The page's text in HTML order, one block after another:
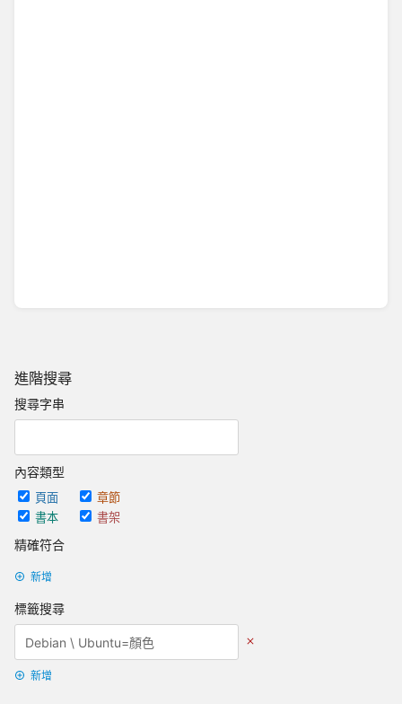
進階搜尋
搜尋字串
內容類型
頁面
章節
書本
書架
精確符合
新增
標籤搜尋
新增